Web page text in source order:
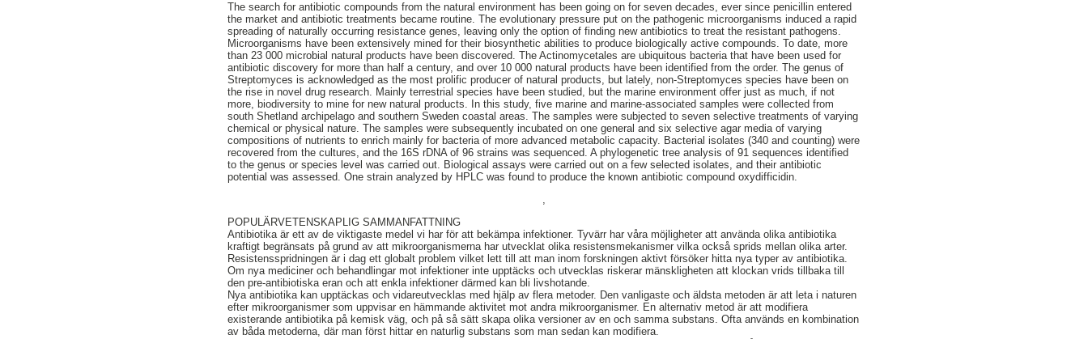
The search for antibiotic compounds from the natural environment has been going on for seven decades, ever since penicillin entered
the market and antibiotic treatments became routine. The evolutionary pressure put on the pathogenic microorganisms induced a rapid
spreading of naturally occurring resistance genes, leaving only the option of finding new antibiotics to treat the resistant pathogens.
Microorganisms have been extensively mined for their biosynthetic abilities to produce biologically active compounds. To date, more
than 23 000 microbial natural products have been discovered. The Actinomycetales are ubiquitous bacteria that have been used for
antibiotic discovery for more than half a century, and over 10 000 natural products have been identified from the order. The genus of
Streptomyces is acknowledged as the most prolific producer of natural products, but lately, non-Streptomyces species have been on
the rise in novel drug research. Mainly terrestrial species have been studied, but the marine environment offer just as much, if not
more, biodiversity to mine for new natural products. In this study, five marine and marine-associated samples were collected from
south Shetland archipelago and southern Sweden coastal areas. The samples were subjected to seven selective treatments of varying
chemical or physical nature. The samples were subsequently incubated on one general and six selective agar media of varying
compositions of nutrients to enrich mainly for bacteria of more advanced metabolic capacity. Bacterial isolates (340 and counting) were
recovered from the cultures, and the 16S rDNA of 96 strains was sequenced. A phylogenetic tree analysis of 91 sequences identified
to the genus or species level was carried out. Biological assays were carried out on a few selected isolates, and their antibiotic
potential was assessed. One strain analyzed by HPLC was found to produce the known antibiotic compound oxydifficidin.
POPULÄRVETENSKAPLIG SAMMANFATTNING
Antibiotika är ett av de viktigaste medel vi har för att bekämpa infektioner. Tyvärr har våra möjligheter att använda olika antibiotika
kraftigt begränsats på grund av att mikroorganismerna har utvecklat olika resistensmekanismer vilka också sprids mellan olika arter.
Resistensspridningen är i dag ett globalt problem vilket lett till att man inom forskningen aktivt försöker hitta nya typer av antibiotika.
Om nya mediciner och behandlingar mot infektioner inte upptäcks och utvecklas riskerar mänskligheten att klockan vrids tillbaka till
den pre-antibiotiska eran och att enkla infektioner därmed kan bli livshotande.
Nya antibiotika kan upptäckas och vidareutvecklas med hjälp av flera metoder. Den vanligaste och äldsta metoden är att leta i naturen
efter mikroorganismer som uppvisar en hämmande aktivitet mot andra mikroorganismer. En alternativ metod är att modifiera
existerande antibiotika på kemisk väg, och på så sätt skapa olika versioner av en och samma substans. Ofta används en kombination
av båda metoderna, där man först hittar en naturlig substans som man sedan kan modifiera.